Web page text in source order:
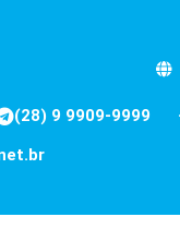
(28) 9 9909-9999